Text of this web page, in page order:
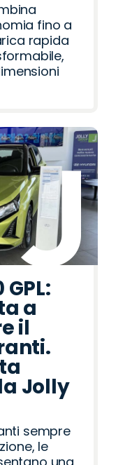
fino a
rapida
a
il
Jolly
sempre
le